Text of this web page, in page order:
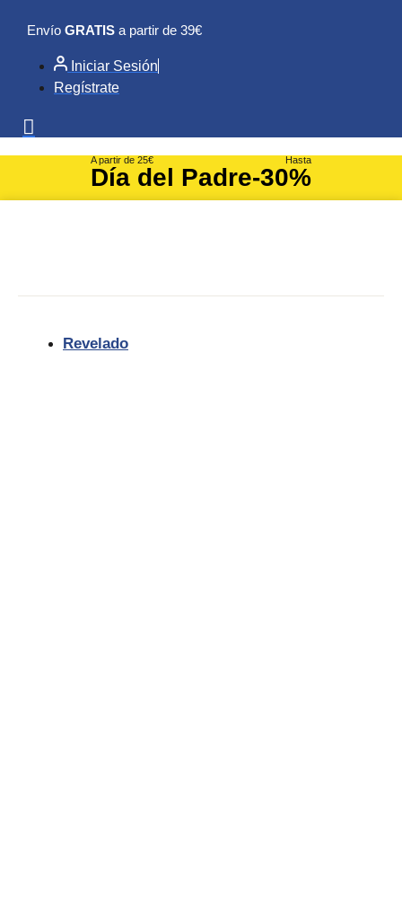
contenido
Envío GRATIS a partir de 39€
Iniciar Sesión
Regístrate
A partir de 25€
Día del Padre
Hasta
-30%
Revelado